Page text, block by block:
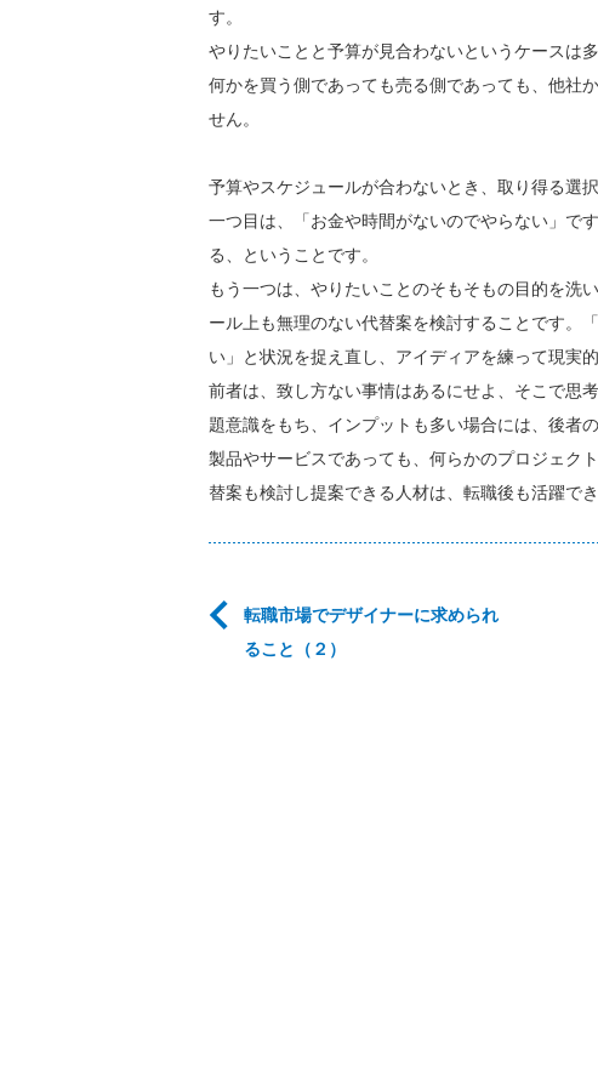
す。
やりたいことと予算が見合わないというケースは
何かを買う側であっても売る側であっても、他社
せん。
予算やスケジュールが合わないとき、取り得る選択
一つ目は、「お金や時間がないのでやらない」で
る、ということです。
もう一つは、やりたいことのそもそもの目的を洗
ール上も無理のない代替案を検討することです。
い」と状況を捉え直し、アイディアを練って現実
前者は、致し方ない事情はあるにせよ、そこで思
題意識をもち、インプットも多い場合には、後者
製品やサービスであっても、何らかのプロジェク
替案も検討し提案できる人材は、転職後も活躍で
転職市場でデザイナーに求められ
ること（２）